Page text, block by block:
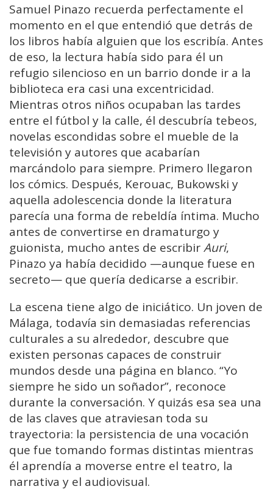
Samuel Pinazo recuerda perfectamente el
momento en el que entendió que detrás de
los libros había alguien que los escribía. Antes
de eso, la lectura había sido para él un
refugio silencioso en un barrio donde ir a la
biblioteca era casi una excentricidad.
Mientras otros niños ocupaban las tardes
entre el fútbol y la calle, él descubría tebeos,
novelas escondidas sobre el mueble de la
televisión y autores que acabarían
marcándolo para siempre. Primero llegaron
los cómics. Después, Kerouac, Bukowski y
aquella adolescencia donde la literatura
parecía una forma de rebeldía íntima. Mucho
antes de convertirse en dramaturgo y
guionista, mucho antes de escribirAuri,
Pinazo ya había decidido —aunque fuese en
secreto— que quería dedicarse a escribir.
La escena tiene algo de iniciático. Un joven de
Málaga, todavía sin demasiadas referencias
culturales a su alrededor, descubre que
existen personas capaces de construir
mundos desde una página en blanco. “Yo
siempre he sido un soñador”, reconoce
durante la conversación. Y quizás esa sea una
de las claves que atraviesan toda su
trayectoria: la persistencia de una vocación
que fue tomando formas distintas mientras
él aprendía a moverse entre el teatro, la
narrativa y el audiovisual.